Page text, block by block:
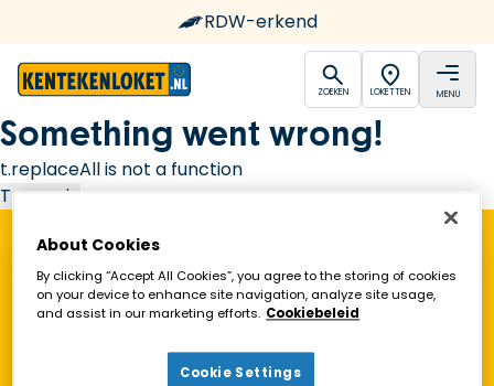
RDW-erkend
open
ZOEKEN LOKETTEN MENU
Something went wrong!
t.replaceAll is not a function
Try again
Vind een Kentekenloket in de buurt!
About Cookies
By clicking “Accept All Cookies”, you agree to the storing of cookies
on your device to enhance site navigation, analyze site usage,
and assist in our marketing efforts. Cookiebeleid
Cookie Settings